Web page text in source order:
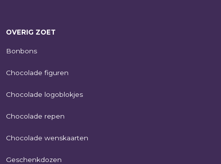
OVERIG ZOET
Bonbons
Chocolade figuren
Chocolade logoblokjes
Chocolade repen
Chocolade wenskaarten
Geschenkdozen